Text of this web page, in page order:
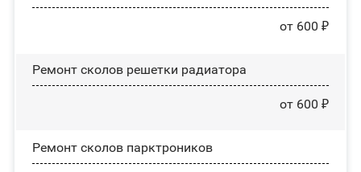
от 600 ₽
Ремонт сколов решетки радиатора
от 600 ₽
Ремонт сколов парктроников